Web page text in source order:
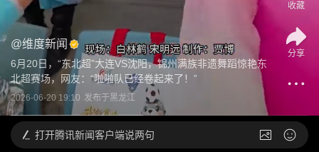
@维度新闻
6月20日，“东北超”大连VS沈阳，锦州满族非遗舞蹈惊艳东
北超赛场，网友：“啦啦队已经卷起来了！”
2026-06-20 19:10 发布于黑龙江
收藏
分享
打开腾讯新闻客户端说两句